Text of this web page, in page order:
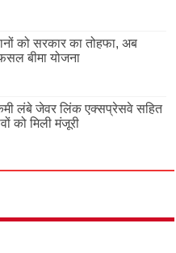
को सरकार का तोहफा, अब
बीमा योजना
लंबे जेवर लिंक एक्सप्रेसवे सहित
को मिली मंजूरी